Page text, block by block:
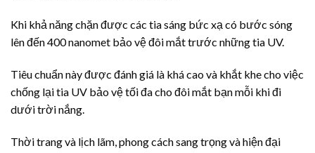
Khi khả năng chặn được các tia sáng bức xạ có bước sóng
lên đến 400 nanomet bảo vệ đôi mắt trước những tia UV.
Tiêu chuẩn này được đánh giá là khá cao và khắt khe cho việc
chống lại tia UV bảo vệ tối đa cho đôi mắt bạn mỗi khi đi
dưới trời nắng.
Thời trang và lịch lãm, phong cách sang trọng và hiện đại